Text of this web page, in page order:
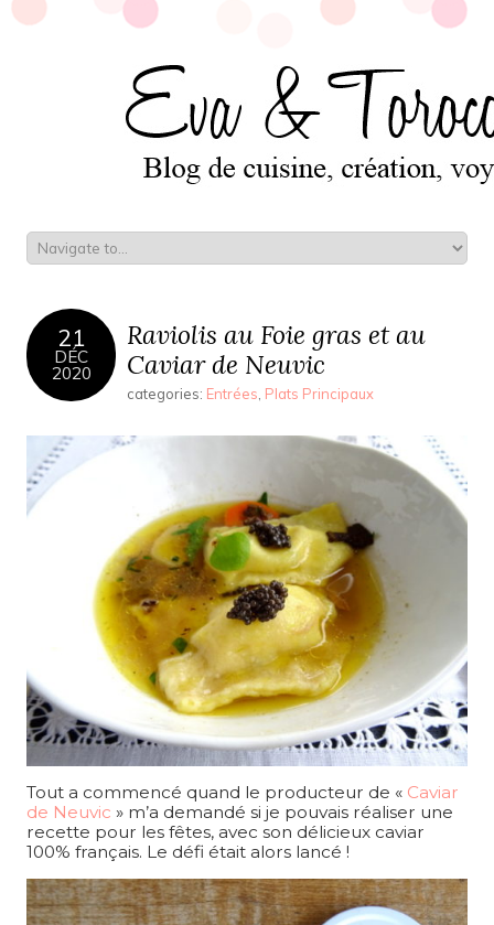
21
DÉC
2020
Raviolis au Foie gras et au
Caviar de Neuvic
categories: Entrées Plats Principaux
Tout a commencé quand le producteur de « Caviar
de Neuvic » m’a demandé si je pouvais réaliser une
recette pour les fêtes, avec son délicieux caviar
100% français. Le défi était alors lancé !